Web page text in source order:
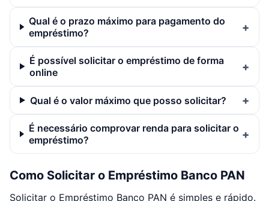
Qual é o prazo máximo para pagamento do
empréstimo?
É possível solicitar o empréstimo de forma
online
Qual é o valor máximo que posso solicitar?
É necessário comprovar renda para solicitar o
empréstimo?
Como Solicitar o Empréstimo Banco PAN
Solicitar o Empréstimo Banco PAN é simples e rápido.